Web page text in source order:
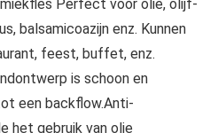
Perfect voor olie, olijf-
balsamicoazijn enz. Kunnen
feest, buffet, enz.
is schoon en
een backflow.Anti-
het gebruik van olie